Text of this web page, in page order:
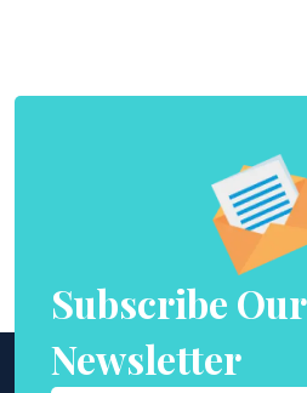
Subscribe Our
Newsletter